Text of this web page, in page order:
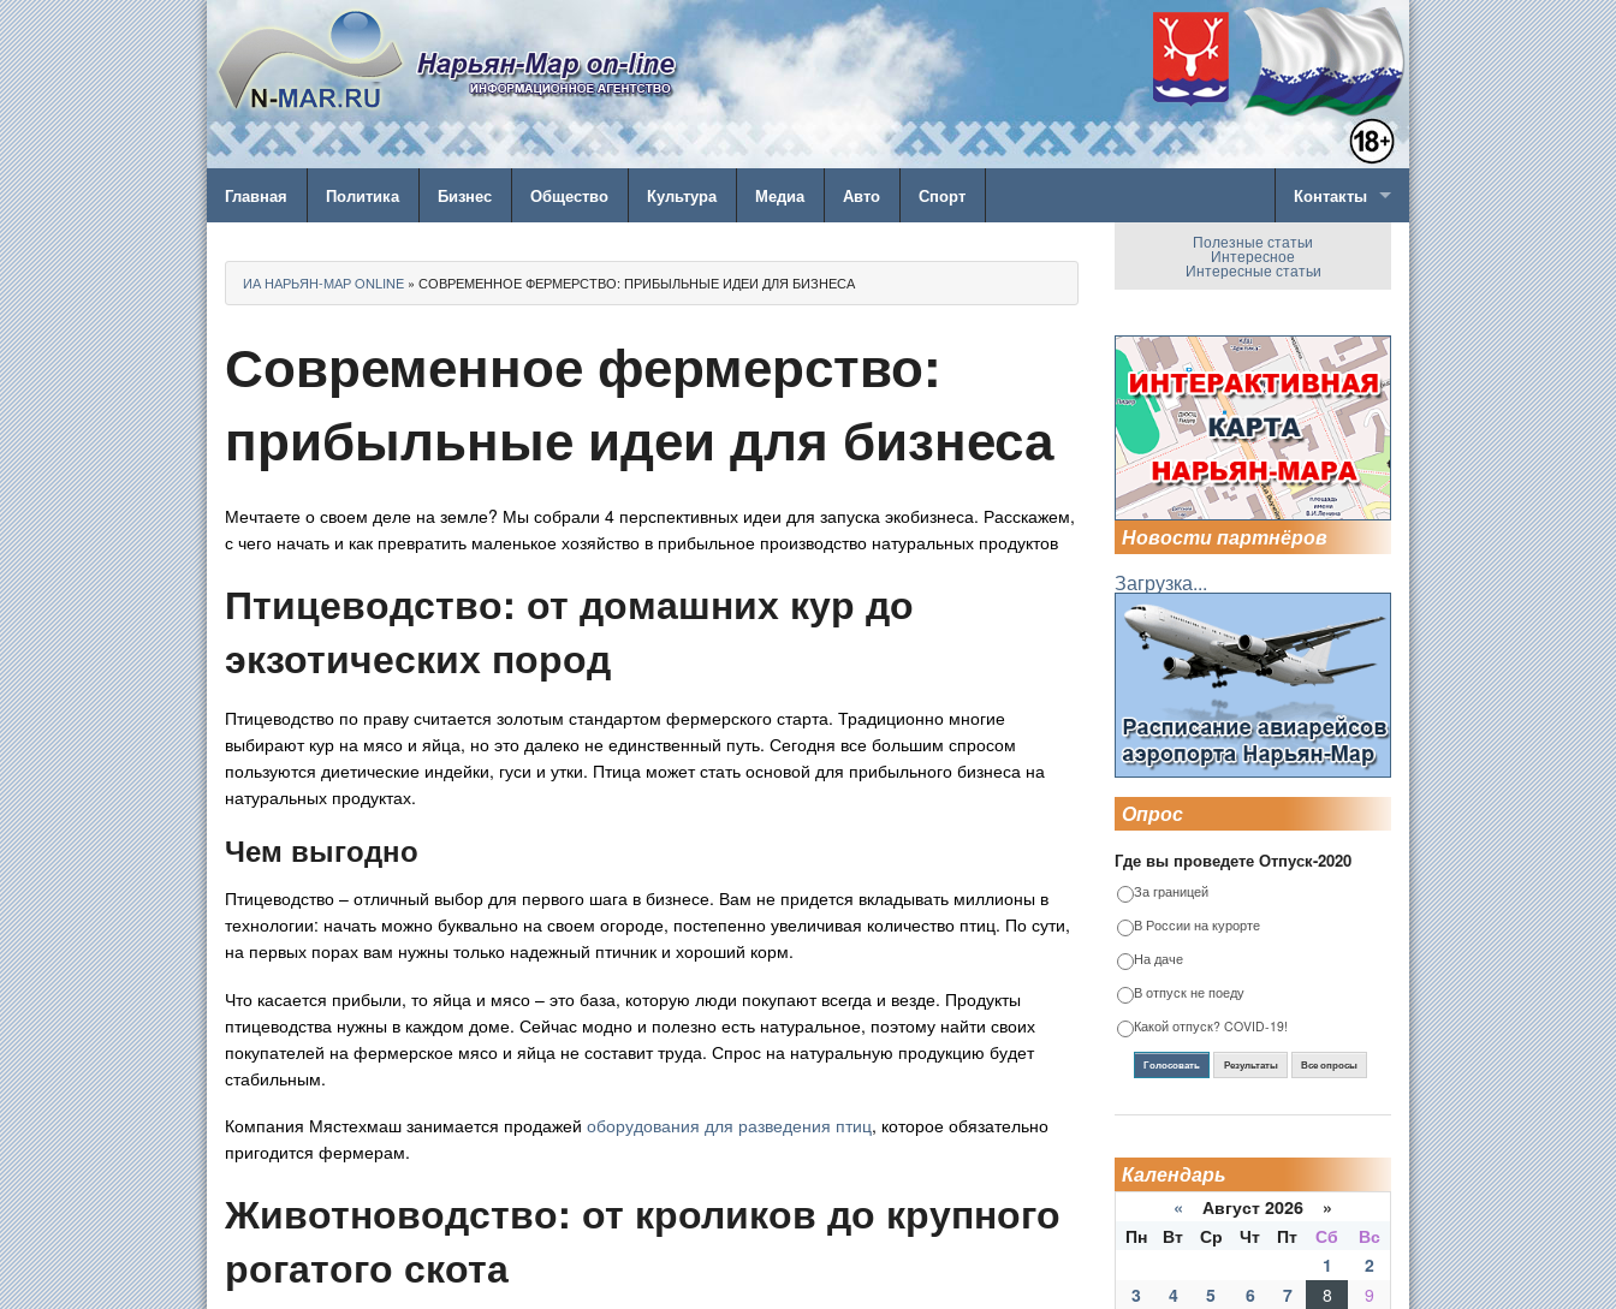
Главная Политика Бизнес Общество Культура Медиа Авто Спорт Контакты
ИА НАРЬЯН-МАР ONLINE » СОВРЕМЕННОЕ ФЕРМЕРСТВО: ПРИБЫЛЬНЫЕ ИДЕИ ДЛЯ БИЗНЕСА
Современное фермерство:
прибыльные идеи для бизнеса
Мечтаете о своем деле на земле? Мы собрали 4 перспективных идеи для запуска экобизнеса. Расскажем,
с чего начать и как превратить маленькое хозяйство в прибыльное производство натуральных продуктов
Птицеводство: от домашних кур до
экзотических пород
Птицеводство по праву считается золотым стандартом фермерского старта. Традиционно многие
выбирают кур на мясо и яйца, но это далеко не единственный путь. Сегодня все большим спросом
пользуются диетические индейки, гуси и утки. Птица может стать основой для прибыльного бизнеса на
натуральных продуктах.
Чем выгодно
Птицеводство – отличный выбор для первого шага в бизнесе. Вам не придется вкладывать миллионы в
технологии: начать можно буквально на своем огороде, постепенно увеличивая количество птиц. По сути,
на первых порах вам нужны только надежный птичник и хороший корм.
Что касается прибыли, то яйца и мясо – это база, которую люди покупают всегда и везде. Продукты
птицеводства нужны в каждом доме. Сейчас модно и полезно есть натуральное, поэтому найти своих
покупателей на фермерское мясо и яйца не составит труда. Спрос на натуральную продукцию будет
стабильным.
Компания Мястехмаш занимается продажей оборудования для разведения птиц, которое обязательно
пригодится фермерам.
Животноводство: от кроликов до крупного
рогатого скота
Полезные статьи
Интересное
Интересные статьи
Новости партнёров
Загрузка...
Опрос
Где вы проведете Отпуск-2020
За границей
В России на курорте
На даче
В отпуск не поеду
Какой отпуск? COVID-19!
Голосовать Результаты Все опросы
Календарь
« Август 2026 »
Пн
Вт Ср Чт Пт Сб
Вс
1
2
3
4 5 6 7 8
9